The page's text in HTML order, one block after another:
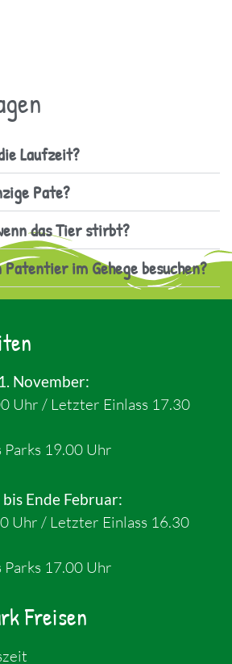
Laufzeit?
Pate?
das Tier stirbt?
im Gehege besuchen?
November:
Uhr / Letzter Einlass 17.30
Parks 19.00 Uhr
Ende Februar:
Uhr / Letzter Einlass 16.30
Parks 17.00 Uhr
Freisen